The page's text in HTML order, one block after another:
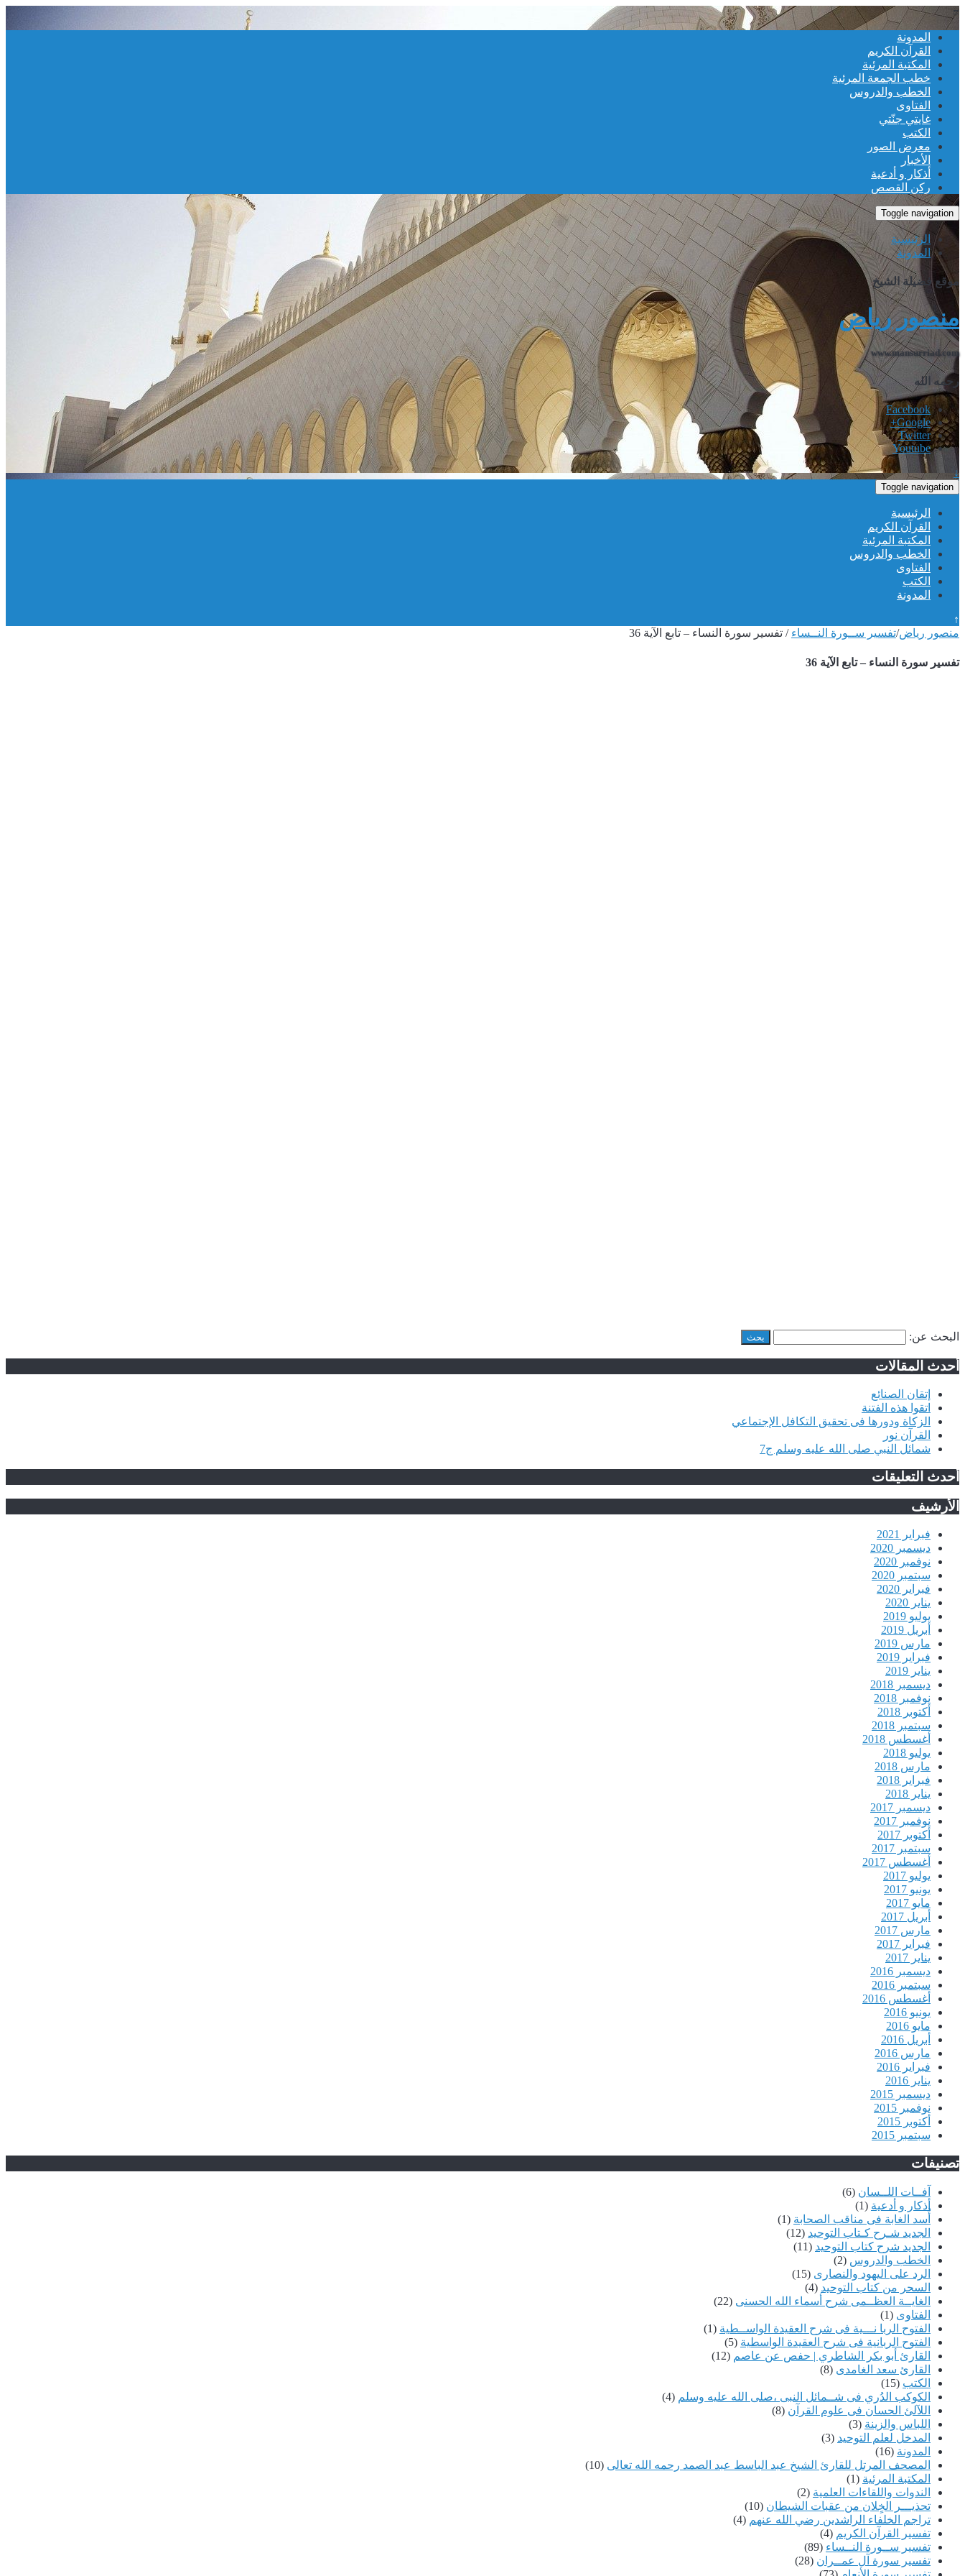
≡
المدونة
القرآن الكريم
المكتبة المرئية
خطب الجمعة المرئية
الخطب والدروس
الفتاوى
غايتي جنّتي
الكتب
معرض الصور
الأخبار
أذكار و أدعية
ركن القصص
Toggle navigation
الرئيسية
المدونة
موقع فضيلة الشيخ
منصور رياض
www.mansurriad.com
رحمه الله
Facebook
Google+
Twitter
Youtube
↓
Toggle navigation
الرئيسية
القرآن الكريم
المكتبة المرئية
الخطب والدروس
الفتاوى
الكتب
المدونة
↑
منصور رياض/تفسير ســورة النــساء / تفسير سورة النساء – تابع الآية 36
تفسير سورة النساء – تابع الآية 36
البحث عن:
أحدث المقالات
إتقان الصنائع
اتقوا هذه الفتنة
الزكاة ودورها فى تحقيق التكافل الإجتماعي
القرآن نور
شمائل النبي صلى الله عليه وسلم ج7
أحدث التعليقات
الأرشيف
فبراير 2021
ديسمبر 2020
نوفمبر 2020
سبتمبر 2020
فبراير 2020
يناير 2020
يوليو 2019
أبريل 2019
مارس 2019
فبراير 2019
يناير 2019
ديسمبر 2018
نوفمبر 2018
أكتوبر 2018
سبتمبر 2018
أغسطس 2018
يوليو 2018
مارس 2018
فبراير 2018
يناير 2018
ديسمبر 2017
نوفمبر 2017
أكتوبر 2017
سبتمبر 2017
أغسطس 2017
يوليو 2017
يونيو 2017
مايو 2017
أبريل 2017
مارس 2017
فبراير 2017
يناير 2017
ديسمبر 2016
سبتمبر 2016
أغسطس 2016
يونيو 2016
مايو 2016
أبريل 2016
مارس 2016
فبراير 2016
يناير 2016
ديسمبر 2015
نوفمبر 2015
أكتوبر 2015
سبتمبر 2015
تصنيفات
آفــات اللــسان (6)
أذكار و أدعية (1)
أُسد الغابة فى مناقب الصحابة (1)
الجديد شـرح كـتاب التوحيد (12)
الجديد شرح كتاب التوحيد (11)
الخطب والدروس (2)
الرد على اليهود والنصارى (15)
السحر من كتاب التوحيد (4)
الغايــة العظــمى شرح أسماء الله الحسنى (22)
الفتاوى (1)
الفتوح الربا نـــية فى شرح العقيدة الواســطية (1)
الفتوح الربانية فى شرح العقيدة الواسطية (5)
القارئ أبو بكر الشاطري | حفص عن عاصم (12)
القارئ سعد الغامدى (8)
الكتب (15)
الكوكب الدُري فى شــمائل النبى ،صلى الله عليه وسلم (4)
اللآلئ الحسان فى علوم القرآن (8)
اللباس والزينة (3)
المدخل لعلم التوحيد (3)
المدونة (16)
المصحف المرتل للقارئ الشيخ عبد الباسط عبد الصمد رحمه الله تعالى (10)
المكتبة المرئية (1)
الندوات واللقاءات العلمية (2)
تحذيـــر الخٍلان من عقبات الشيطان (10)
تراجم الخلفاء الراشدين رضي الله عنهم (4)
تفسير القرآن الكريم (4)
تفسير ســورة النــساء (89)
تفسير سورة آل عمــران (28)